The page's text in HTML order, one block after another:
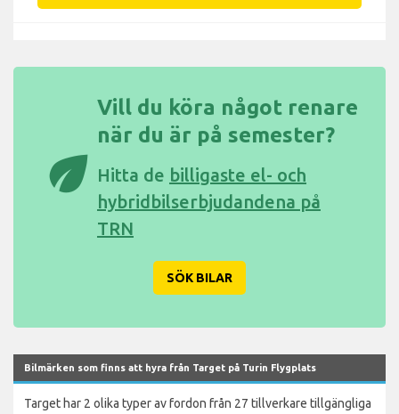
eco
Vill du köra något renare
när du är på semester?
Hitta de billigaste el- och
hybridbilserbjudandena på
TRN
SÖK BILAR
Bilmärken som finns att hyra från Target på Turin Flygplats
Target har 2 olika typer av fordon från 27 tillverkare tillgängliga